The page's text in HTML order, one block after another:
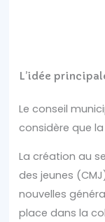
L’idée
Le conseil
considère que
La création au
des jeunes
nouvelles
place dans la